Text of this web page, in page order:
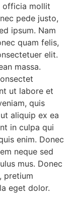
officia mollit
pede justo,
ipsum. Nam
quam felis,
elit.
massa.
ut labore et
quis
aliquip ex ea
in culpa qui
enim. Donec
neque sed
mus. Donec
pretium
eget dolor.